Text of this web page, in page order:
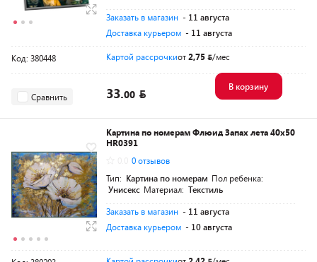
Заказать в магазин - 11 августа
Доставка курьером - 11 августа
Код: 380448 Картой рассрочкиот2,75 /мес
Сравнить 33.00
В корзину
Картина по номерам Флюид Запах лета 40x50
HR0391
0 отзывов
Тип: Картина по номерам Пол ребенка:
Унисекс Материал: Текстиль
Заказать в магазин - 11 августа
Доставка курьером - 10 августа